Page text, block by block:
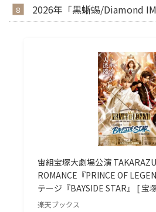
2026年「黒蜥蜴/Diamond
宙組宝塚大劇場公演
ROMANCE『PRINCE OF
テージ『BAYSIDE STAR』 [ 宝
楽天ブックス